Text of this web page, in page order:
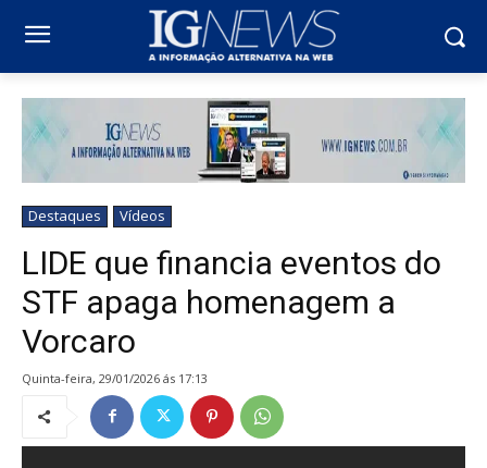
Destaques Vídeos
LIDE que financia eventos do
STF apaga homenagem a
Vorcaro
quinta-feira, 29/01/2026 ás 17:13